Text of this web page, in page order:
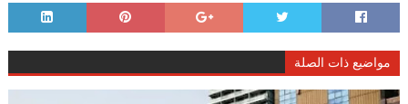
مواضيع ذات الصلة